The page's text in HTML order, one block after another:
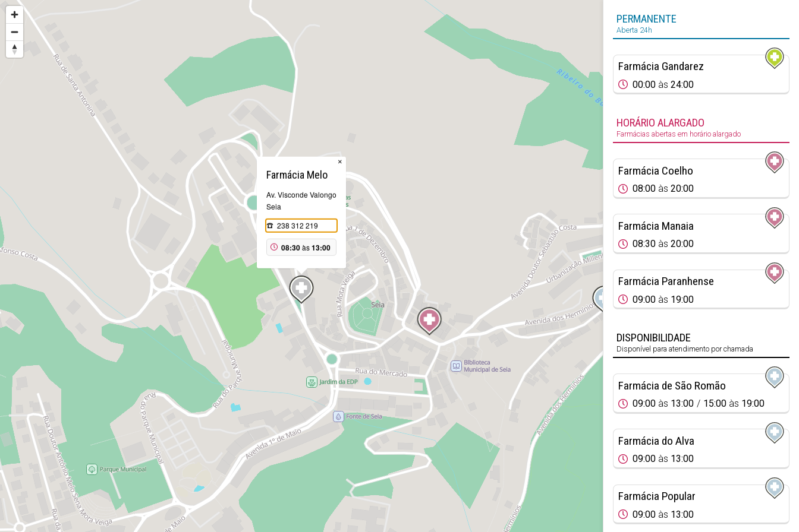
Farmácia Melo
Av. Visconde Valongo
Seia
238 312 219
08:30às13:00
×
PERMANENTE
Aberta 24h
Farmácia Gandarez
00:00 às 24:00
HORÁRIO ALARGADO
Farmácias abertas em horário alargado
Farmácia Coelho
08:00 às 20:00
Farmácia Manaia
08:30 às 20:00
Farmácia Paranhense
09:00 às 19:00
DISPONIBILIDADE
Disponível para atendimento por chamada
Farmácia de São Romão
09:00 às 13:00 15:00 às 19:00
Farmácia do Alva
09:00 às 13:00
Farmácia Popular
09:00 às 13:00